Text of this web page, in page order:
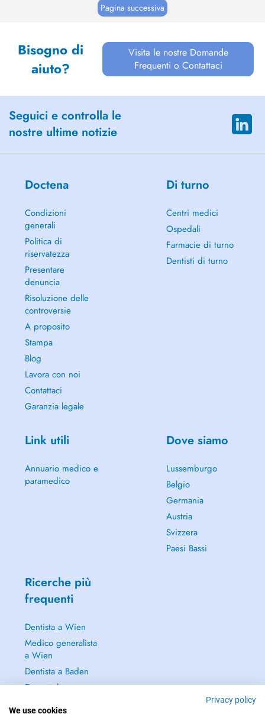
Pagina successiva
Bisogno di
aiuto?
Visita le nostre Domande
Frequenti o Contattaci
Seguici e controlla le
nostre ultime notizie
Doctena
Condizioni
generali
Politica di
riservatezza
Presentare
denuncia
Risoluzione delle
controversie
A proposito
Stampa
Blog
Lavora con noi
Contattaci
Garanzia legale
Di turno
Centri medici
Ospedali
Farmacie di turno
Dentisti di turno
Link utili
Annuario medico e
paramedico
Dove siamo
Lussemburgo
Belgio
Germania
Austria
Svizzera
Paesi Bassi
Ricerche più
frequenti
Dentista a Wien
Medico generalista
a Wien
Dentista a Baden
Dermatologo a
Privacy policy
We use cookies